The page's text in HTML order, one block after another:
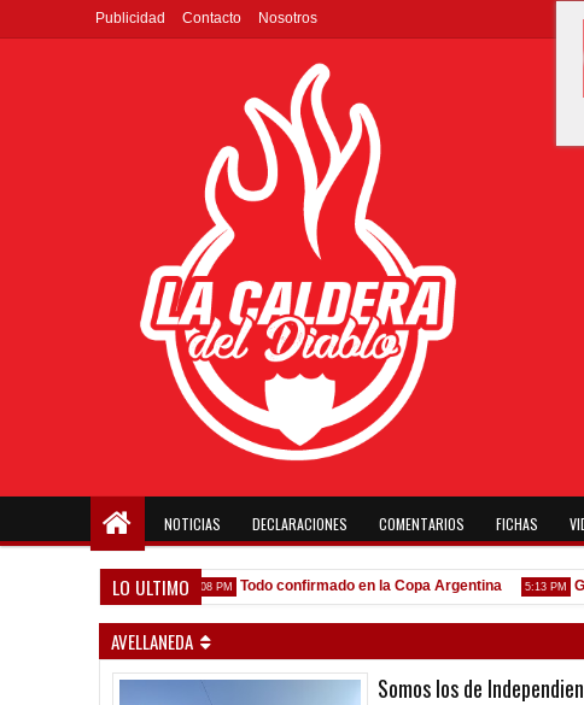
Publicidad Contacto Nosotros
NOTICIAS DECLARACIONES COMENTARIOS FICHAS
LO ULTIMO
gente nueva" 7:08 PM Todo confirmado en la Copa Argentina 5:13 PM
AVELLANEDA
Somos los de